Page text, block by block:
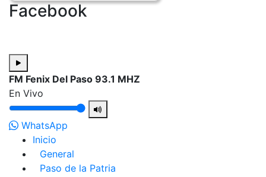
Facebook
FM Fenix Del Paso 93.1 MHZ
En Vivo
WhatsApp
Inicio
General
Paso de la Patria